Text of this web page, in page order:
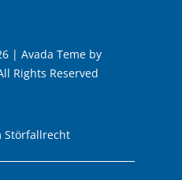
| Avada Teme by
Rights Reserved
Störfallrecht